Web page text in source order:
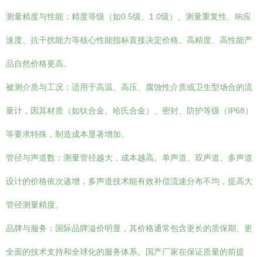
测量精度与性能：精度等级（如0.5级、1.0级）、测量重复性、响应
速度、抗干扰能力等核心性能指标直接决定价格。高精度、高性能产
品自然价格更高。
被测介质与工况：适用于高温、高压、腐蚀性介质或卫生型场合的流
量计，因其材质（如钛合金、哈氏合金）、密封、防护等级（IP68）
等要求特殊，制造成本显著增加。
管径与声道数：测量管径越大，成本越高。单声道、双声道、多声道
设计的价格依次递增，多声道技术能有效补偿流速分布不均，提高大
管径测量精度。
品牌与服务：国际品牌溢价明显，其价格通常包含更长的质保期、更
全面的技术支持和全球化的服务体系。国产厂家在保证质量的前提